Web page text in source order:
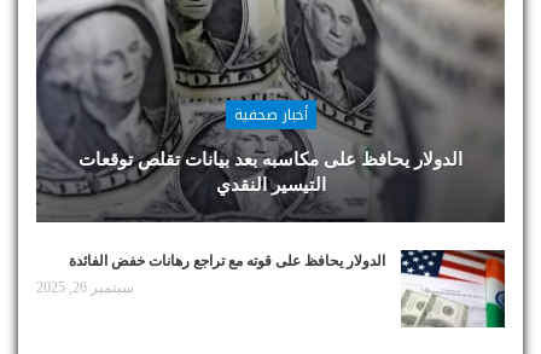
أخبار صحفية
الدولار يحافظ على مكاسبه بعد بيانات تقلص توقعات
التيسير النقدي
الدولار يحافظ على قوته مع تراجع رهانات خفض الفائدة
سبتمبر 26, 2025